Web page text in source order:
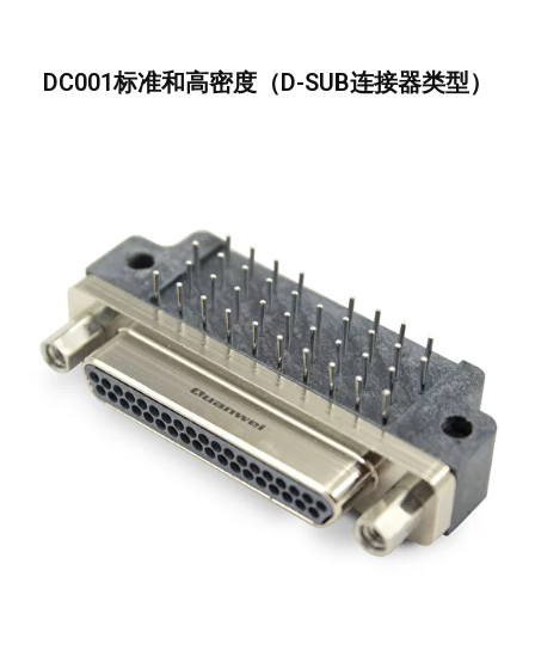
DC001标准和高密度（D-SUB连接器类型）